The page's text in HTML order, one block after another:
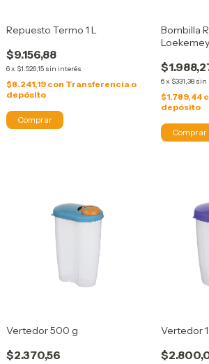
Repuesto Termo 1 L
$9.156,88
6x $1.526,15 sin interés
$8.241,19 con Transferencia o
depósito
Bombilla
6x $331,38 sin
$1.789,44
depósito
Vertedor 500 g
$2.370,56
Vertedor